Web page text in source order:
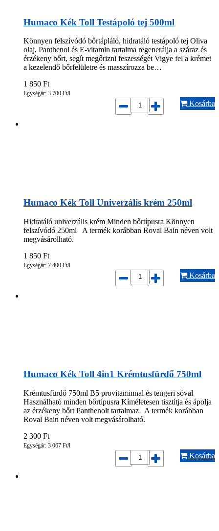
Humaco Kék Toll Testápoló tej 500ml
Könnyen felszívódó bőrtápláló, hidratáló testápoló tej Oliva
olaj, Panthenol és E-vitamin tartalma regenerálja a száraz és
érzékeny bőrt, segít megőrizni feszességét Vigye fel a krémet
a kezelendő bőrfelületre és masszírozza be…
1 850 Ft
Egységár: 3 700 Ft/l
Kosárba
Humaco Kék Toll Univerzális krém 250ml
Hidratáló univerzális krém Minden bőrtípusra Könnyen
felszívódó 250ml A termék korábban Roval Bain néven volt
megvásárolható.
1 850 Ft
Egységár: 7 400 Ft/l
Kosárba
Humaco Kék Toll 4in1 Krémtusfürdő 750ml
Krémtusfürdő 750ml B5 provitaminnal és tengeri sóval
Használható minden bőrtípusra Kíméletesen tisztítja és ápolja
az érzékeny bőrt Panthenolt tartalmaz A termék korábban
Roval Bain néven volt megvásárolható.
2 300 Ft
Egységár: 3 067 Ft/l
Kosárba